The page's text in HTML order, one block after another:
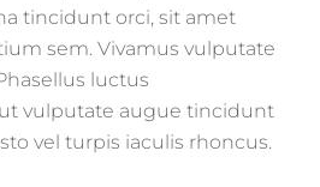
tincidunt orci, sit amet
sem. Vivamus vulputate
luctus
vulputate augue tincidunt
vel turpis iaculis rhoncus.